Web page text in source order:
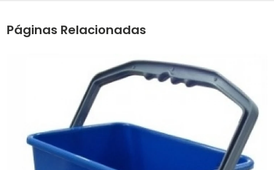
Páginas Relacionadas